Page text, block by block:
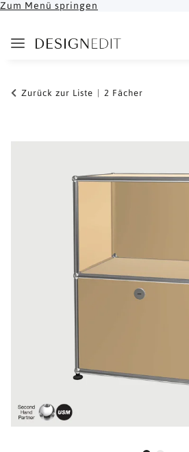
Zum Menü springen
Zurück zur Liste 2 Fächer